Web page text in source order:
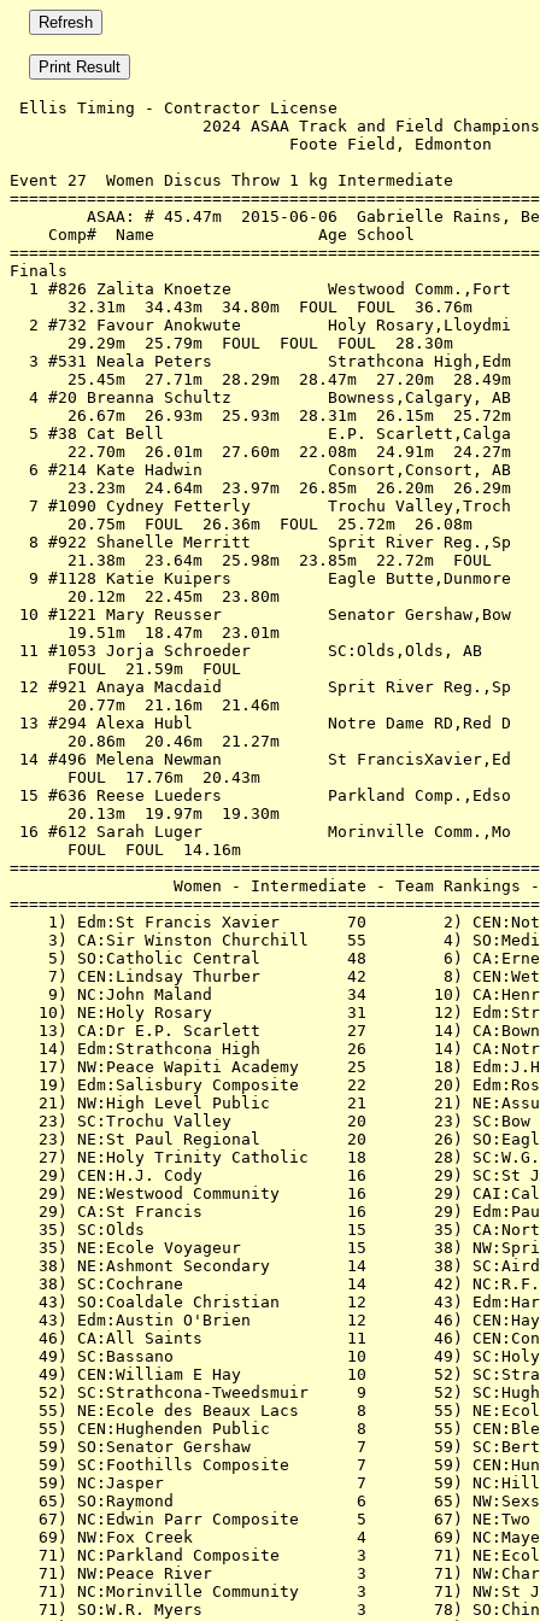
Ellis Timing - Contractor License
2024 ASAA Track and
Event 27  Women Discus Throw 1 kg Intermediate
ASAA: # 45.47m  2015-06-06
Comp#  Name                 Age School
1 #826 Zalita Knoetze          Westwood Comm.,Fort
32.31m  34.43m  34.80m
2 #732 Favour Anokwute         Holy Rosary,Lloydmi
29.29m  25.79m  FOUL
3 #531 Neala Peters            Strathcona High,Edm
25.45m  27.71m  28.29m
4 #20 Breanna Schultz          Bowness,Calgary, AB
26.67m  26.93m  25.93m
5 #38 Cat Bell                 E.P. Scarlett,Calga
22.70m  26.01m  27.60m
6 #214 Kate Hadwin             Consort,Consort, AB
23.23m  24.64m  23.97m
7 #1090 Cydney Fetterly        Trochu Valley,Troch
20.75m  FOUL  26.36m  FOUL
8 #922 Shanelle Merritt        Sprit River Reg.,Sp
21.38m  23.64m  25.98m
9 #1128 Katie Kuipers          Eagle Butte,Dunmore
20.12m
10 #1221 Mary Reusser           Senator
19.51m
11 #1053 Jorja Schroeder        SC:Olds,Olds, AB
FOUL
12 #921 Anaya Macdaid           Sprit River
20.77m
13 #294 Alexa Hubl              Notre Dame RD,Red
20.86m
14 #496 Melena Newman           St
FOUL
15 #636 Reese Lueders           Parkland
20.13m
16 #612 Sarah Luger             Morinville
FOUL  FOUL
Women - Intermediate - Team
1) Edm:St Francis Xavier       70        2)
3) CA:Sir Winston Churchill    55        4)
5) SO:Catholic Central         48        6)
7) CEN:Lindsay Thurber         42        8)
9) NC:John Maland              34       10)
10) NE:Holy Rosary              31       12)
13) CA:Dr E.P. Scarlett         27       14)
14) Edm:Strathcona High         26       14)
17) NW:Peace Wapiti Academy     25       18)
19) Edm:Salisbury Composite     22       20)
21) NW:High Level Public        21       21)
23) SC:Trochu Valley            20       23)
23) NE:St Paul Regional         20       26)
27) NE:Holy Trinity Catholic    18       28)
29) CEN:H.J. Cody               16       29)
29) NE:Westwood Community       16       29)
29) CA:St Francis               16       29)
35) SC:Olds                     15       35)
35) NE:Ecole Voyageur           15       38)
38) NE:Ashmont Secondary        14       38)
38) SC:Cochrane                 14       42)
43) SO:Coaldale Christian       12       43)
43) Edm:Austin O'Brien          12       46)
46) CA:All Saints               11       46)
49) SC:Bassano                  10       49)
49) CEN:William E Hay           10       52)
52) SC:Strathcona-Tweedsmuir     9       52)
55) NE:Ecole des Beaux Lacs      8       55)
55) CEN:Hughenden Public         8       55)
59) SO:Senator Gershaw           7       59)
59) SC:Foothills Composite       7       59)
59) NC:Jasper                    7       59)
65) SO:Raymond                   6       65)
67) NC:Edwin Parr Composite      5       67)
69) NW:Fox Creek                 4       69)
71) NC:Parkland Composite        3       71)
71) NW:Peace River               3       71)
71) NC:Morinville Community      3       71)
71) SO:W.R. Myers                3       78)